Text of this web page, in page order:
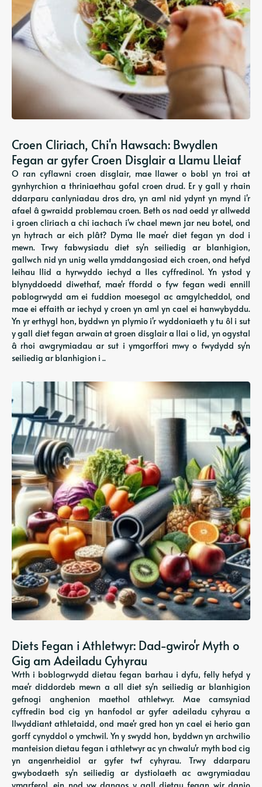
Croen Cliriach, Chi'n Hawsach: Bwydlen
Fegan ar gyfer Croen Disglair a Llamu Lleiaf
O ran cyflawni croen disglair, mae llawer o bobl yn troi at
gynhyrchion a thriniaethau gofal croen drud. Er y gall y rhain
ddarparu canlyniadau dros dro, yn aml nid ydynt yn mynd i'r
afael â gwraidd problemau croen. Beth os nad oedd yr allwedd
i groen cliriach a chi iachach i'w chael mewn jar neu botel, ond
yn hytrach ar eich plât? Dyma lle mae'r diet fegan yn dod i
mewn. Trwy fabwysiadu diet sy'n seiliedig ar blanhigion,
gallwch nid yn unig wella ymddangosiad eich croen, ond hefyd
leihau llid a hyrwyddo iechyd a lles cyffredinol. Yn ystod y
blynyddoedd diwethaf, mae'r ffordd o fyw fegan wedi ennill
poblogrwydd am ei fuddion moesegol ac amgylcheddol, ond
mae ei effaith ar iechyd y croen yn aml yn cael ei hanwybyddu.
Yn yr erthygl hon, byddwn yn plymio i'r wyddoniaeth y tu ôl i sut
y gall diet fegan arwain at groen disglair a llai o lid, yn ogystal
â rhoi awgrymiadau ar sut i ymgorffori mwy o fwydydd sy'n
seiliedig ar blanhigion i ..
Diets Fegan i Athletwyr: Dad-gwiro'r Myth o
Gig am Adeiladu Cyhyrau
Wrth i boblogrwydd dietau fegan barhau i dyfu, felly hefyd y
mae'r diddordeb mewn a all diet sy'n seiliedig ar blanhigion
gefnogi anghenion maethol athletwyr. Mae camsyniad
cyffredin bod cig yn hanfodol ar gyfer adeiladu cyhyrau a
llwyddiant athletaidd, ond mae'r gred hon yn cael ei herio gan
gorff cynyddol o ymchwil. Yn y swydd hon, byddwn yn archwilio
manteision dietau fegan i athletwyr ac yn chwalu'r myth bod cig
yn angenrheidiol ar gyfer twf cyhyrau. Trwy ddarparu
gwybodaeth sy'n seiliedig ar dystiolaeth ac awgrymiadau